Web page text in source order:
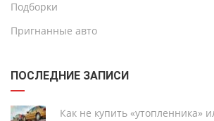
Подборки
Пригнанные авто
ПОСЛЕДНИЕ ЗАПИСИ
Как не купить «утопленника»